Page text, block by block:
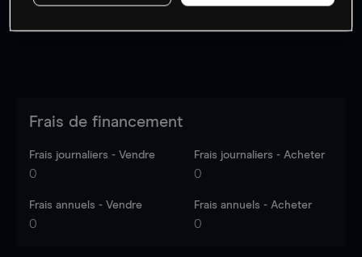
Frais de financement
Frais journaliers - Vendre
0
Frais journaliers - Acheter
0
Frais annuels - Vendre
0
Frais annuels - Acheter
0